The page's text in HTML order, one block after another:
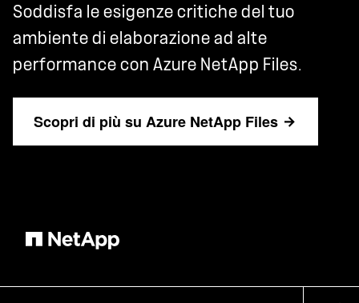
Soddisfa le esigenze critiche del tuo
ambiente di elaborazione ad alte
performance con Azure NetApp Files.
Scopri di più su Azure NetApp Files